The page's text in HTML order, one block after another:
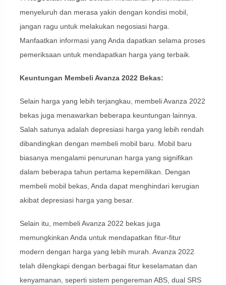
menyeluruh dan merasa yakin dengan kondisi mobil,
jangan ragu untuk melakukan negosiasi harga.
Manfaatkan informasi yang Anda dapatkan selama proses
pemeriksaan untuk mendapatkan harga yang terbaik.
Keuntungan Membeli Avanza 2022 Bekas:
Selain harga yang lebih terjangkau, membeli Avanza 2022
bekas juga menawarkan beberapa keuntungan lainnya.
Salah satunya adalah depresiasi harga yang lebih rendah
dibandingkan dengan membeli mobil baru. Mobil baru
biasanya mengalami penurunan harga yang signifikan
dalam beberapa tahun pertama kepemilikan. Dengan
membeli mobil bekas, Anda dapat menghindari kerugian
akibat depresiasi harga yang besar.
Selain itu, membeli Avanza 2022 bekas juga
memungkinkan Anda untuk mendapatkan fitur-fitur
modern dengan harga yang lebih murah. Avanza 2022
telah dilengkapi dengan berbagai fitur keselamatan dan
kenyamanan, seperti sistem pengereman ABS, dual SRS